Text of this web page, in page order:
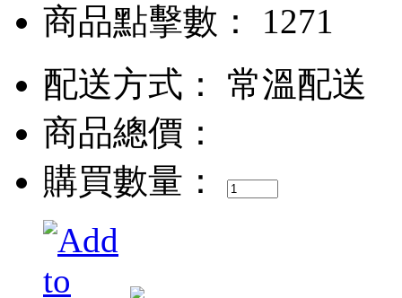
商品點擊數： 1271
配送方式：
常溫配送
商品總價：
購買數量：